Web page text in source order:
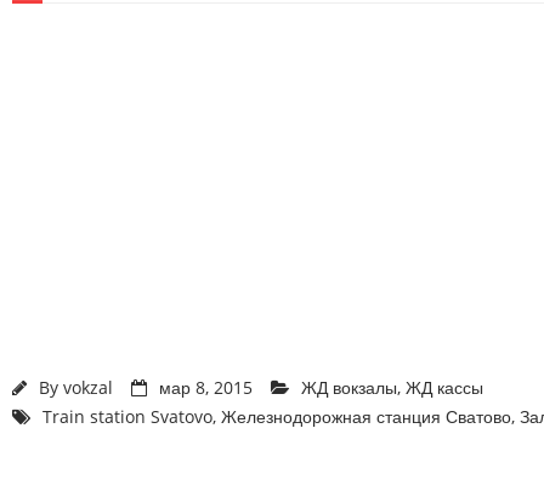
By vokzal мар 8, 2015 ЖД вокзалы, ЖД кассы
Train station Svatovo, Железнодорожная станция Сватово,